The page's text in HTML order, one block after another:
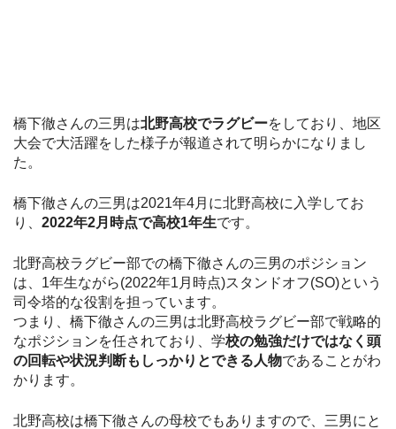
橋下徹さんの三男は北野高校でラグビーをしており、地区
大会で大活躍をした様子が報道されて明らかになりまし
た。
橋下徹さんの三男は2021年4月に北野高校に入学してお
り、 2022年2月時点で高校1年生です。
北野高校ラグビー部での橋下徹さんの三男のポジション
は、1年生ながら(2022年1月時点)スタンドオフ(SO)という
司令塔的な役割を担っています。
つまり、橋下徹さんの三男は北野高校ラグビー部で戦略的
なポジションを任されており、学校の勉強だけではなく頭
の回転や状況判断もしっかりとできる人物であることがわ
かります。
北野高校は橋下徹さんの母校でもありますので、三男にと